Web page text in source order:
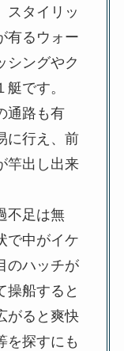
スタイリッ
有るウォー
シングやク
です。
通路も有
に行え、前
竿出し出来
不足は無
で中がイケ
のハッチが
操船すると
がると爽快
を探すにも